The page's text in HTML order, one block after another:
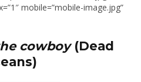
mobile=”mobile-image.jpg”
cowboy(Dead